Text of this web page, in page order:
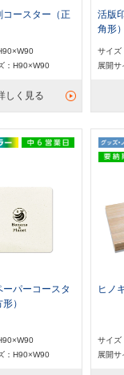
コースター（正
：H90×W90
しく見る
活版
角形
サイズ
展開
ーパーコースタ
）
：H90×W90
ヒノ
サイズ
展開